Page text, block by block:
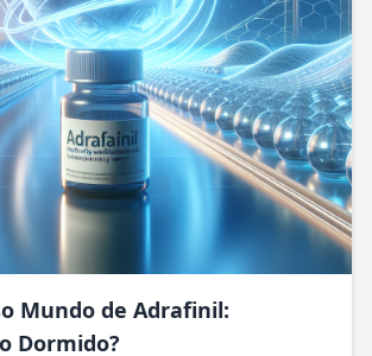
Mundo de Adrafinil:
Dormido?